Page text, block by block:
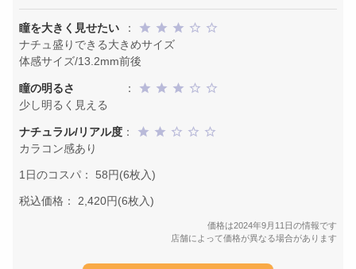
瞳を大きく見せたい
：
ナチュ盛りできる大きめサイズ
体感サイズ/13.2mm前後
瞳の明るさ
：
少し明るく見える
ナチュラル/リアル度 ：
カラコン感あり
1日のコスパ： 58円(6枚入)
税込価格： 2,420円(6枚入)
価格は2024年9月11日の情報です
店舗によって価格が異なる場合があります